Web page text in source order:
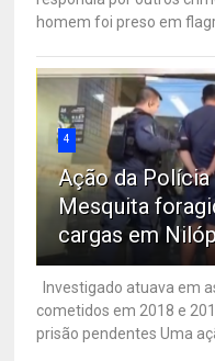
homem foi preso em
4
Ação da
Mesquita
cargas em
Investigado atuava em
cometidos em 2018 e
prisão pendentes Uma